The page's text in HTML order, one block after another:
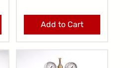
Add to Cart